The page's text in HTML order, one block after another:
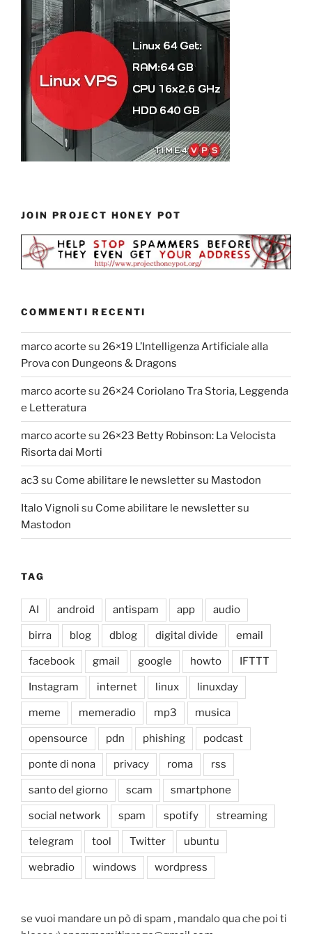
JOIN PROJECT HONEY POT
COMMENTI RECENTI
marco acorte su 26×19 L’Intelligenza Artificiale alla
Prova con Dungeons & Dragons
marco acorte su 26×24 Coriolano Tra Storia, Leggenda
e Letteratura
marco acorte su 26×23 Betty Robinson: La Velocista
Risorta dai Morti
ac3 su Come abilitare le newsletter su Mastodon
Italo Vignoli su Come abilitare le newsletter su
Mastodon
TAG
AI android antispam app audio
birra blog dblog digital divide email
facebook gmail google howto IFTTT
Instagram internet linux linuxday
meme memeradio mp3 musica
opensource pdn phishing podcast
ponte di nona privacy roma rss
santo del giorno scam smartphone
social network spam spotify streaming
telegram tool Twitter ubuntu
webradio windows wordpress
se vuoi mandare un pò di spam , mandalo qua che poi ti